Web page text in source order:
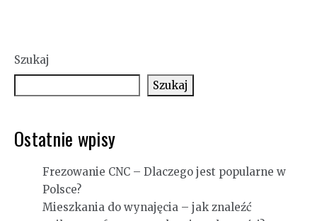
Szukaj
Szukaj
Ostatnie wpisy
Frezowanie CNC – Dlaczego jest popularne w
Polsce?
Mieszkania do wynajęcia – jak znaleźć